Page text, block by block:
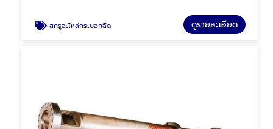
สกรูอะไหล่กระบอกฉีด ดูรายละเอียด